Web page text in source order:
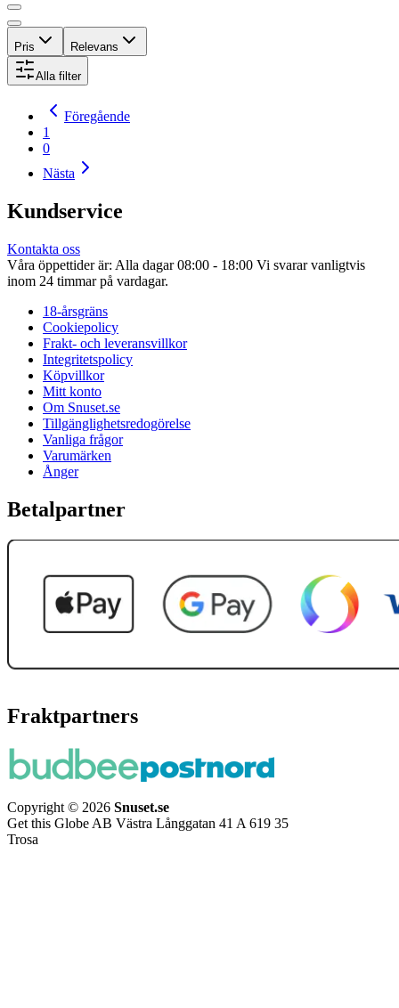
Pris Relevans
Alla filter
Föregående
1
0
Nästa
Kundservice
Kontakta oss
Våra öppettider är: Alla dagar 08:00 - 18:00 Vi svarar vanligtvis
inom 24 timmar på vardagar.
18-årsgräns
Cookiepolicy
Frakt- och leveransvillkor
Integritetspolicy
Köpvillkor
Mitt konto
Om Snuset.se
Tillgänglighetsredogörelse
Vanliga frågor
Varumärken
Ånger
Betalpartner
Fraktpartners
Copyright © 2026 Snuset.se
Get this Globe AB Västra Långgatan 41 A 619 35
Trosa